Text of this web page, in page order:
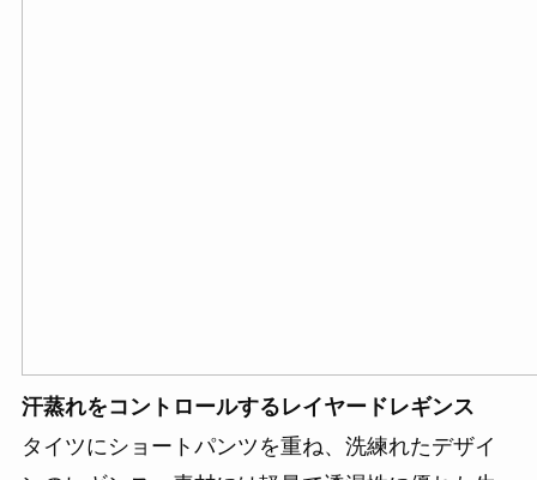
汗蒸れをコントロールするレイヤードレギンス
タイツにショートパンツを重ね、洗練れたデザイ